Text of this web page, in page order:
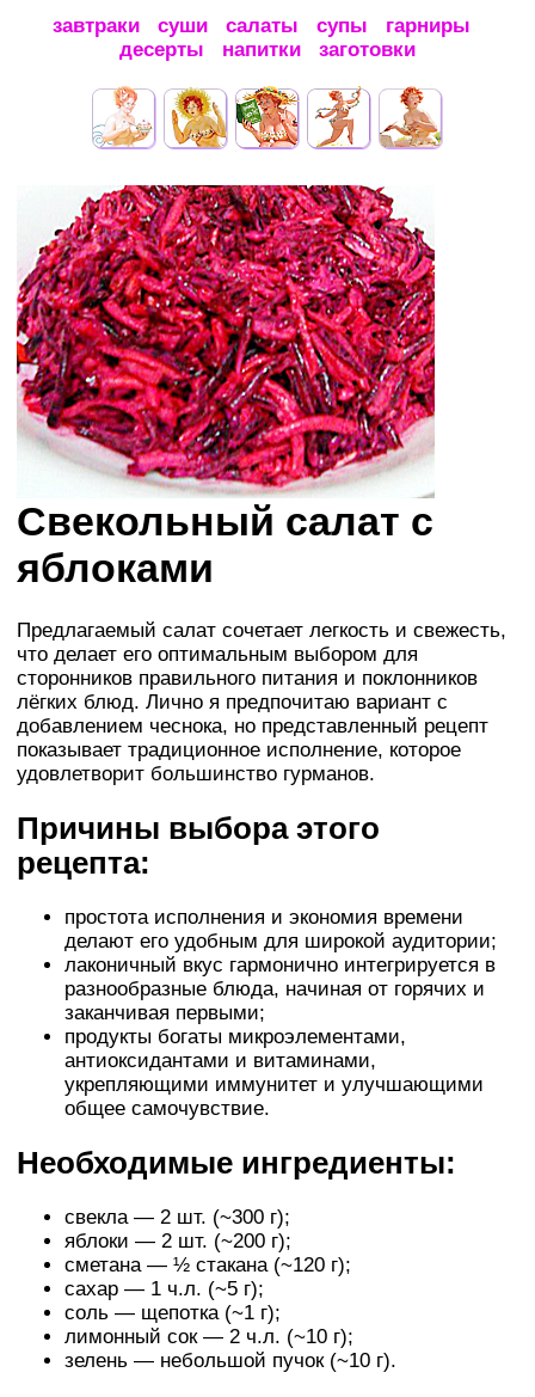
завтраки суши салаты супы
гарниры
десерты
напитки заготовки
Свекольный салат с
яблоками
Предлагаемый салат сочетает легкость и свежесть,
что делает его оптимальным выбором для
сторонников правильного питания и поклонников
лёгких блюд. Лично я предпочитаю вариант с
добавлением чеснока, но представленный рецепт
показывает традиционное исполнение, которое
удовлетворит большинство гурманов.
Причины выбора этого
рецепта:
простота исполнения и экономия времени
делают его удобным для широкой аудитории;
лаконичный вкус гармонично интегрируется в
разнообразные блюда, начиная от горячих и
заканчивая первыми;
продукты богаты микроэлементами,
антиоксидантами и витаминами,
укрепляющими иммунитет и улучшающими
общее самочувствие.
Необходимые ингредиенты:
свекла — 2 шт. (~300 г);
яблоки — 2 шт. (~200 г);
сметана — ½ стакана (~120 г);
сахар — 1 ч.л. (~5 г);
соль — щепотка (~1 г);
лимонный сок — 2 ч.л. (~10 г);
зелень — небольшой пучок (~10 г).